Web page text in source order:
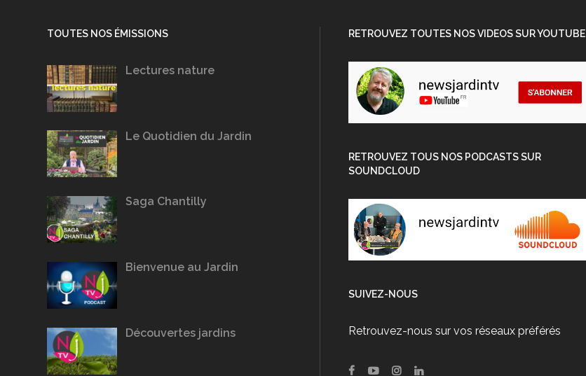
TOUTES NOS ÉMISSIONS
Lectures nature
Le Quotidien du Jardin
Saga Chantilly
Bienvenue au Jardin
Découvertes jardins
RETROUVEZ TOUTES NOS VIDEOS SUR YOUTUBE
RETROUVEZ TOUS NOS PODCASTS SUR
SOUNDCLOUD
SUIVEZ-NOUS
Retrouvez-nous sur vos réseaux préférés